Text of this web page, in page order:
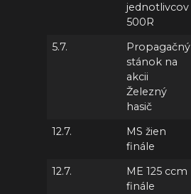
jednotlivcov
500R
5.7.
Propagačný
stánok na
akcii
Železný
hasič
12.7.
MS žien
finále
12.7.
ME 125 ccm
finále